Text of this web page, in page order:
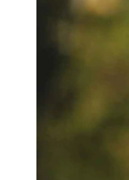
Клинкерная плитка